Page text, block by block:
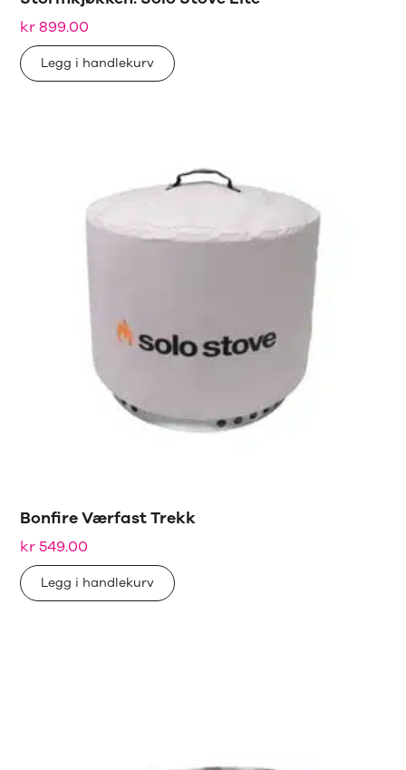
kr899.00
Legg i handlekurv
Bonfire Værfast Trekk
kr549.00
Legg i handlekurv